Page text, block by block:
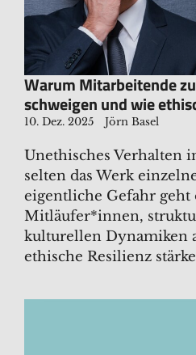
Warum Mitarbeitende
schweigen und wie
10. Dez. 2025 Jörn Basel
Unethisches Verhalten
selten das Werk
eigentliche Gefahr
Mitläufer*innen,
kulturellen Dynamiken
ethische Resilienz